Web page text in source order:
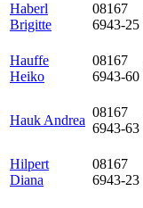
Haberl
Brigitte
08167
6943-25
Hauffe
Heiko
08167
6943-60
Hauk Andrea
08167
6943-63
Hilpert
Diana
08167
6943-23